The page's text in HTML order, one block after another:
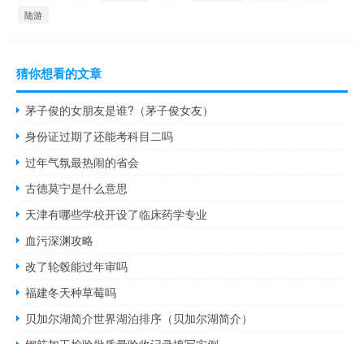
陆游
猜你想看的文章
茅子俊的女朋友是谁?（茅子俊女友）
身份证过期了还能考科目二吗
过年气氛最热闹的省会
古德莫宁是什么意思
天津有哪些学校开设了临床药学专业
血污深渊攻略
改了轮毂能过年审吗
福建冬天种草莓吗
贝加尔湖简介世界湖泊排序（贝加尔湖简介）